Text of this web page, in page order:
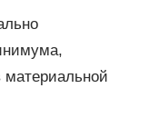
материальной